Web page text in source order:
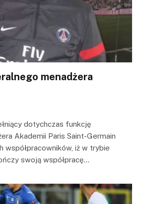
menadżera
dotychczas funkcję
Akademii Paris Saint-Germain
współpracowników, iż w trybie
swoją współpracę…